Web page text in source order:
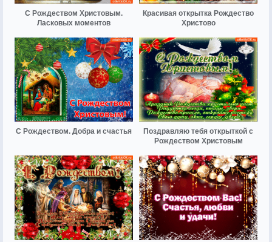
С Рождеством Христовым.
Ласковых моментов
Красивая открытка Рождество
Христово
С Рождеством. Добра и счастья
Поздравляю тебя открыткой с
Рождеством Христовым